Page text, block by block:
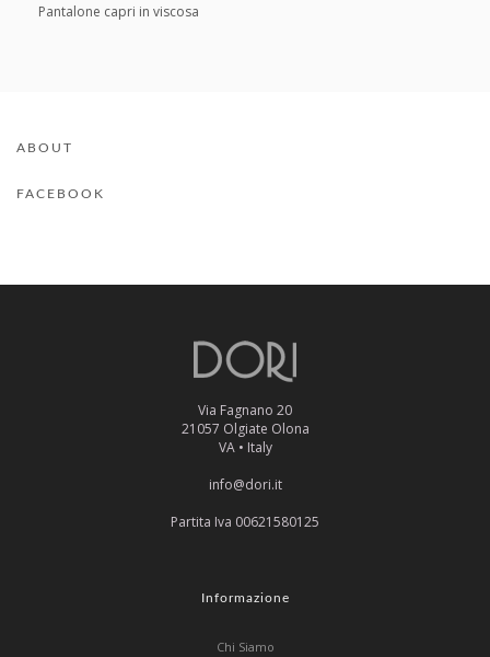
Pantalone capri in viscosa
ABOUT
FACEBOOK
Via Fagnano 20
21057 Olgiate Olona
VA • Italy
info@dori.it
Partita Iva 00621580125
Informazione
Chi Siamo